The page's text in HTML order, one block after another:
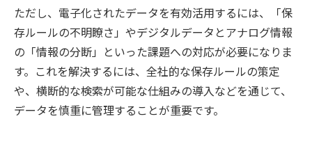
ただし、電子化されたデータを有効活用するには、「保
存ルールの不明瞭さ」やデジタルデータとアナログ情報
の「情報の分断」といった課題への対応が必要になりま
す。これを解決するには、全社的な保存ルールの策定
や、横断的な検索が可能な仕組みの導入などを通じて、
データを慎重に管理することが重要です。